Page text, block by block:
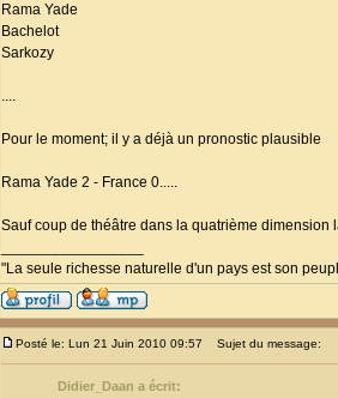
Rama Yade
Bachelot
Sarkozy
....
Pour le moment; il y a déjà un pronostic plausible
Rama Yade 2 - France 0.....
Sauf coup de théâtre dans la quatrième dimension
"La seule richesse naturelle d'un pays est son
Posté le: Lun 21 Juin 2010 09:57 Sujet du message:
Didier_Daan a écrit: